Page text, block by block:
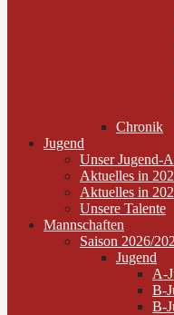
Chronik
Jugend
Unser Jugend-
Aktuelles in
Aktuelles in
Unsere Talente
Mannschaften
Saison 2026/
Jugend
A-
B-
B-